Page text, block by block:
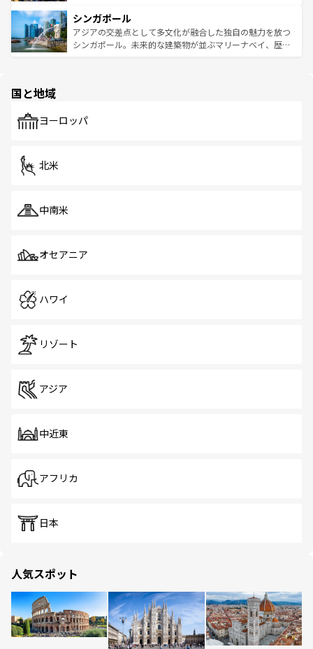
参照してほしい。
激する。気候は一年中温暖で、どの季節にも異なる楽しみ
が待っている。親しみやすいタイの人々、仏教を中心とし
た文化、そして多様な観光資源が、訪れる旅人を魅了し続
み、どこを訪れても感動するはず。観光スポットが密集し
ており、効率よく見どころを回れるのも魅力。息をのむよ
うな絶景から文化的な体験まで、香港を存分に楽しみ尽く
シンガポール
アジアの交差点として多文化が融合した独自の魅力を放つ
シンガポール。未来的な建築物が並ぶマリーナベイ、歴史
で、ホーカーズは地元の風情を楽しめる外せないスポット
国と地域
ヨーロッパ
北米
中南米
オセアニア
ハワイ
リゾート
アジア
中近東
アフリカ
日本
人気スポット